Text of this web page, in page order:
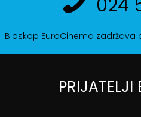
024
Bioskop EuroCinema
PRIJATELJI